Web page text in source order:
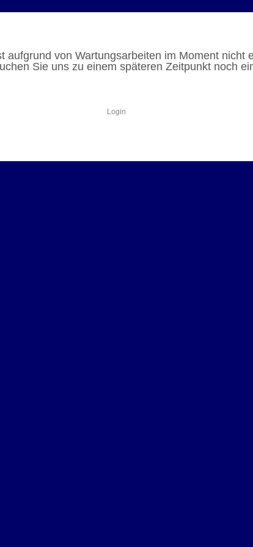
aufgrund von Wartungsarbeiten im Moment nicht
Sie uns zu einem späteren Zeitpunkt noch
Login